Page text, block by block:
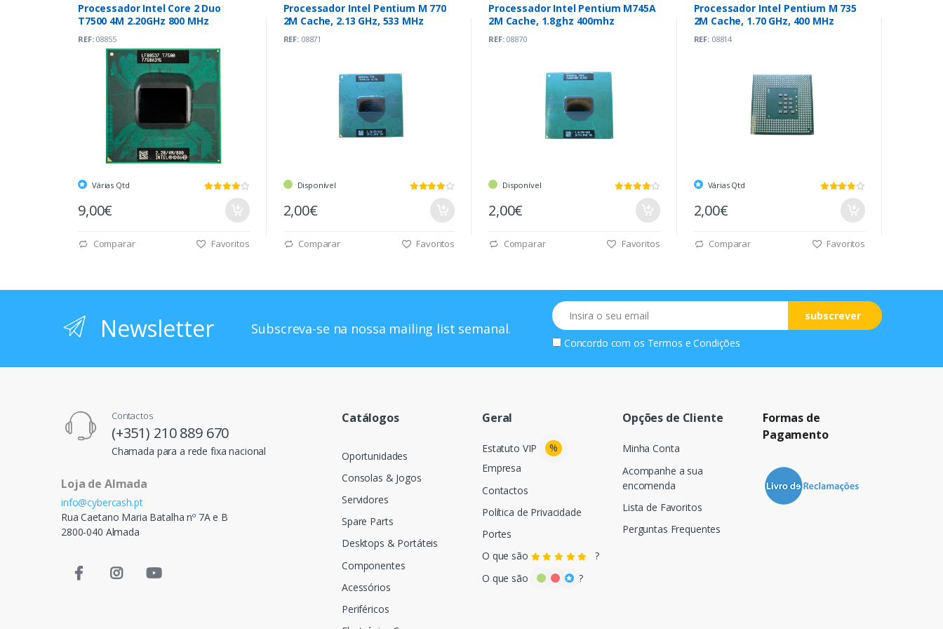
Processador Intel Core 2 Duo
T7500 4M 2.20GHz 800 MHz
REF:08855
Várias Qtd
9,00€
Comparar Favoritos
Processador Intel Pentium M 770
2M Cache, 2.13 GHz, 533 MHz
REF:08871
Disponível
2,00€
Comparar Favoritos
Processador Intel Pentium M745A
2M Cache, 1.8ghz 400mhz
REF:08870
Disponível
2,00€
Comparar Favoritos
Processador Intel Pentium M 735
2M Cache, 1.70 GHz, 400 MHz
REF:08814
Várias Qtd
2,00€
Comparar Favoritos
Newsletter Subscreva-se na nossa mailing list semanal.
Email
subscrever
Concordo com os Termos e Condições
Contactos
(+351) 210 889 670
Chamada para a rede fixa nacional
Loja de Almada
info@cybercash.pt
Rua Caetano Maria Batalha nº 7A e B
2800-040 Almada
Catálogos
Oportunidades
Consolas & Jogos
Servidores
Spare Parts
Desktops & Portáteis
Componentes
Acessórios
Periféricos
Geral
Estatuto VIP
%
Empresa
Contactos
Política de Privacidade
Portes
O que são
?
O que são
?
Opções de Cliente
Minha Conta
Acompanhe a sua
encomenda
Lista de Favoritos
Perguntas Frequentes
Formas de
Pagamento